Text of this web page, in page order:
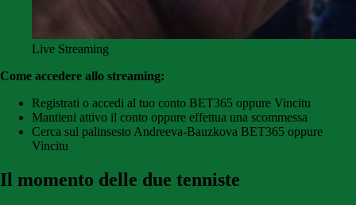
Live Streaming
Come accedere allo streaming:
Registrati o accedi al tuo conto BET365 oppure Vincitu
Mantieni attivo il conto oppure effettua una scommessa
Cerca sul palinsesto Andreeva-Bauzkova BET365 oppure
Vincitu
Il momento delle due tenniste